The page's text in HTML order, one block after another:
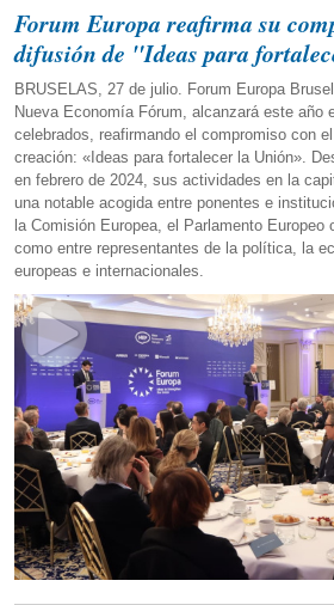
Forum Europa reafirma su
difusión de "Ideas para
BRUSELAS, 27 de julio. Forum Europa
Nueva Economía Fórum, alcanzará este año
celebrados, reafirmando el compromiso con
creación: «Ideas para fortalecer la Unión».
en febrero de 2024, sus actividades en la
una notable acogida entre ponentes e
la Comisión Europea, el Parlamento
como entre representantes de la política, la
europeas e internacionales.